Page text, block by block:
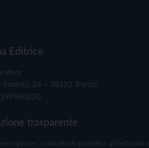
Editrice
Endrici, 14 – 38122 Trento
trasparente
i contributi pubblici all'editoria